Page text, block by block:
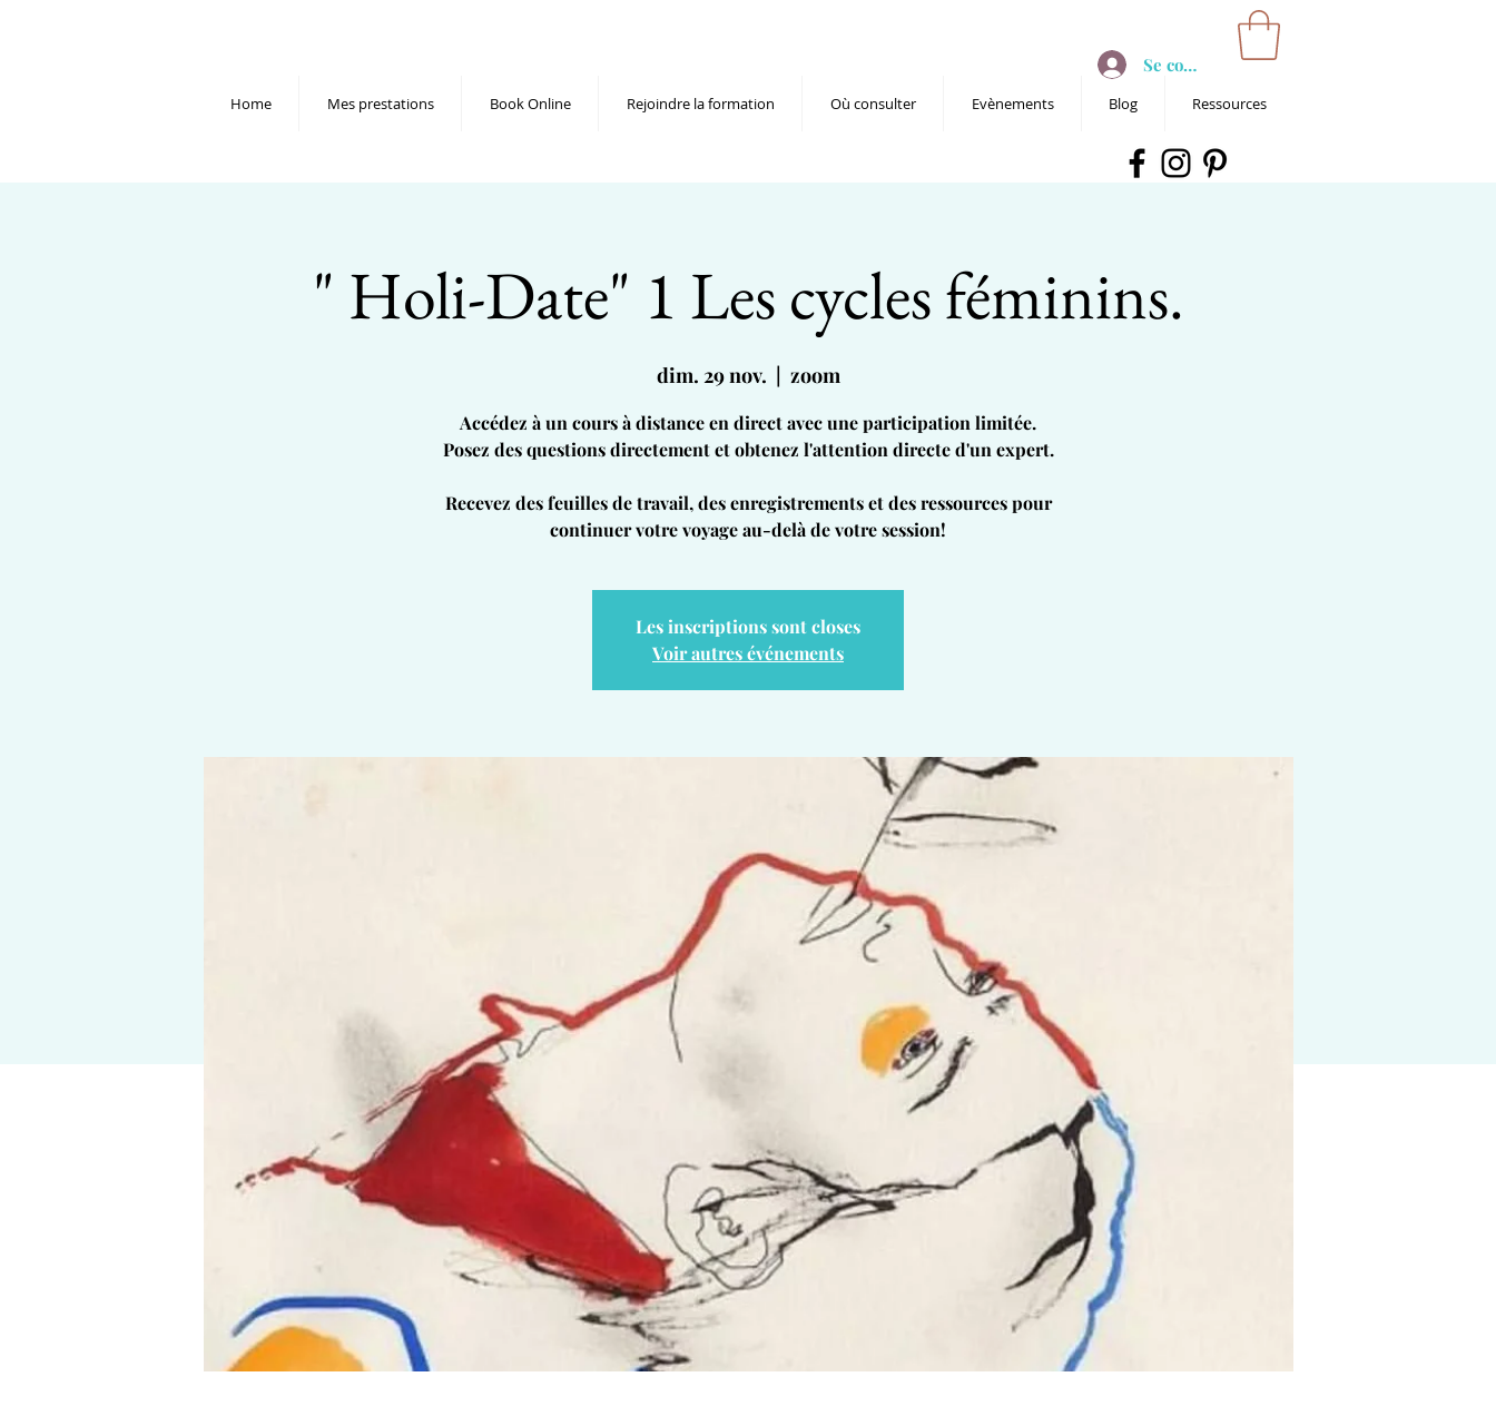
Se connecter
Home Mes prestations Book Online Rejoindre la formation Où consulter Evènements Blog Ressources
" Holi-Date" 1 Les cycles féminins.
dim. 29 nov.
  |
zoom
Accédez à un cours à distance en direct avec une participation limitée.
Posez des questions directement et obtenez l'attention directe d'un expert.
Recevez des feuilles de travail, des enregistrements et des ressources pour
Les inscriptions sont closes
Voir autres événements